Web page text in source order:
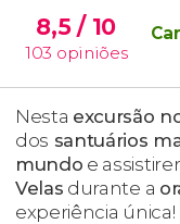
8,5/ 10
103 opiniões
Nesta excursão
dos santuários
mundo e
Velas durante a
experiência única!